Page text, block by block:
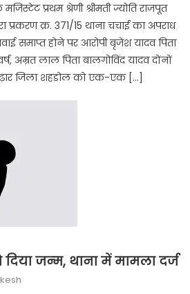
प्रथम श्रेणी श्रीमती ज्योति राजपूत
प्रकरण क्र. 371/15 थाना चचाई का अपराध
समाप्त होने पर आरोपी बृजेश यादव पिता
अम्रत लाल पिता बालगोविंद यादव दोंनों
बुढ़ार जिला शहडोल को एक-एक […]
जन्‍म, थाना में मामला दर्ज